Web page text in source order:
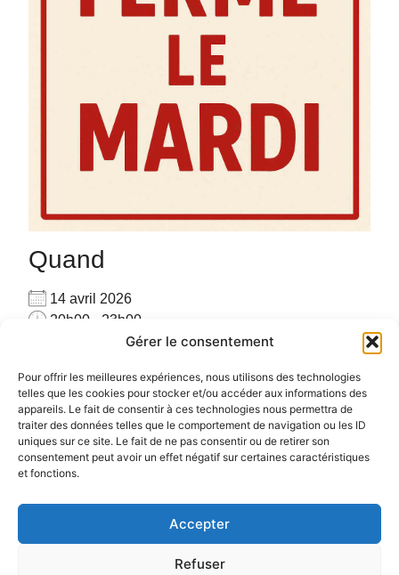
Gérer le consentement
Pour offrir les meilleures expériences, nous utilisons des technologies
telles que les cookies pour stocker et/ou accéder aux informations des
appareils. Le fait de consentir à ces technologies nous permettra de
traiter des données telles que le comportement de navigation ou les ID
uniques sur ce site. Le fait de ne pas consentir ou de retirer son
consentement peut avoir un effet négatif sur certaines caractéristiques
et fonctions.
Accepter
Refuser
Quand
14 avril 2026
20h00 - 23h00
Ajouter au Calendrier
Télécharger ICS
Calendrier Google
06.72.78.97.17
Pour plus d’informations :cliquez ici